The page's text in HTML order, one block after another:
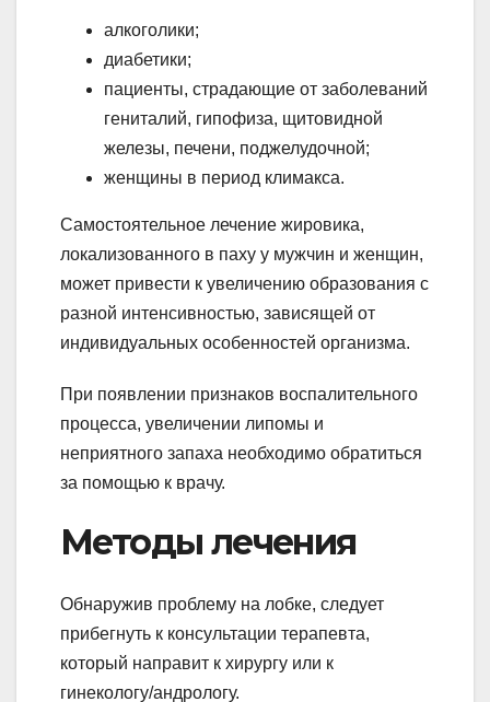
алкоголики;
диабетики;
пациенты, страдающие от заболеваний
гениталий, гипофиза, щитовидной
железы, печени, поджелудочной;
женщины в период климакса.
Самостоятельное лечение жировика,
локализованного в паху у мужчин и женщин,
может привести к увеличению образования с
разной интенсивностью, зависящей от
индивидуальных особенностей организма.
При появлении признаков воспалительного
процесса, увеличении липомы и
неприятного запаха необходимо обратиться
за помощью к врачу.
Методы лечения
Обнаружив проблему на лобке, следует
прибегнуть к консультации терапевта,
который направит к хирургу или к
гинекологу/андрологу.